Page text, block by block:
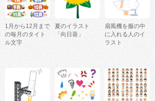
1月から12月まで
の毎月のタイト
ル文字
夏のイラスト
「向日葵」
扇風機を服の中
に入れる人のイ
ラスト